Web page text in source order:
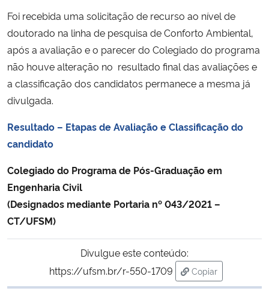
Ministério do Turismo
Ministério do Desenvolvimento Regional
Ministério da Mulher, da Família e dos Direitos Humanos
Secretaria-Geral
Gabinete de Segurança Institucional
Foi recebida uma solicitação de recurso ao nível de
doutorado na linha de pesquisa de Conforto Ambiental,
após a avaliação e o parecer do Colegiado do programa
não houve alteração no resultado final das avaliações e
a classificação dos candidatos permanece a mesma já
divulgada.
Resultado – Etapas de Avaliação e Classificação do
candidato
Colegiado do Programa de Pós-Graduação em
Engenharia Civil
(Designados mediante Portaria nº 043/2021 –
CT/UFSM)
Divulgue este conteúdo:
https://ufsm.br/r-550-1709
Copiar
para área de